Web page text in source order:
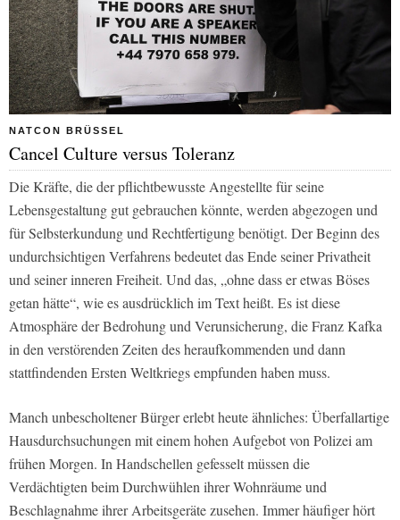
NATCON BRÜSSEL
Cancel Culture versus Toleranz
Die Kräfte, die der pflichtbewusste Angestellte für seine
Lebensgestaltung gut gebrauchen könnte, werden abgezogen und
für Selbsterkundung und Rechtfertigung benötigt. Der Beginn des
undurchsichtigen Verfahrens bedeutet das Ende seiner Privatheit
und seiner inneren Freiheit. Und das, „ohne dass er etwas Böses
getan hätte“, wie es ausdrücklich im Text heißt. Es ist diese
Atmosphäre der Bedrohung und Verunsicherung, die Franz Kafka
in den verstörenden Zeiten des heraufkommenden und dann
stattfindenden Ersten Weltkriegs empfunden haben muss.
Manch unbescholtener Bürger erlebt heute ähnliches: Überfallartige
Hausdurchsuchungen mit einem hohen Aufgebot von Polizei am
frühen Morgen. In Handschellen gefesselt müssen die
Verdächtigten beim Durchwühlen ihrer Wohnräume und
Beschlagnahme ihrer Arbeitsgeräte zusehen. Immer häufiger hört